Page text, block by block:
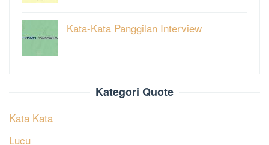
Kata-Kata Panggilan Interview
Kategori Quote
Kata Kata
Lucu